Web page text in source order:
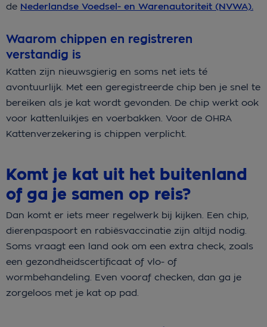
de Nederlandse Voedsel- en Warenautoriteit (NVWA).
Waarom chippen en registreren
verstandig is
Katten zijn nieuwsgierig en soms net iets té
avontuurlijk. Met een geregistreerde chip ben je snel te
bereiken als je kat wordt gevonden. De chip werkt ook
voor kattenluikjes en voerbakken. Voor de OHRA
Kattenverzekering is chippen verplicht.
Komt je kat uit het buitenland
of ga je samen op reis?
Dan komt er iets meer regelwerk bij kijken. Een chip,
dierenpaspoort en rabiësvaccinatie zijn altijd nodig.
Soms vraagt een land ook om een extra check, zoals
een gezondheidscertificaat of vlo- of
wormbehandeling. Even vooraf checken, dan ga je
zorgeloos met je kat op pad.